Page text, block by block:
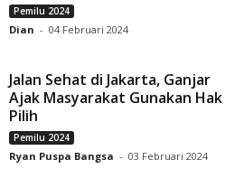
Pemilu 2024
Dian - 04 Februari 2024
Jalan Sehat di Jakarta, Ganjar
Ajak Masyarakat Gunakan Hak
Pilih
Pemilu 2024
Ryan Puspa Bangsa - 03 Februari 2024